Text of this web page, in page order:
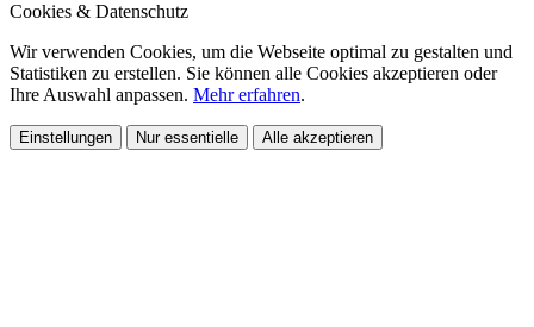
Cookies & Datenschutz
Wir verwenden Cookies, um die Webseite optimal zu gestalten und
Statistiken zu erstellen. Sie können alle Cookies akzeptieren oder
Ihre Auswahl anpassen. Mehr erfahren.
Einstellungen Nur essentielle Alle akzeptieren